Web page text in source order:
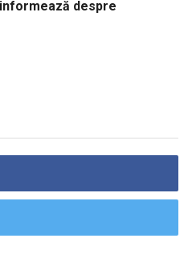
despre